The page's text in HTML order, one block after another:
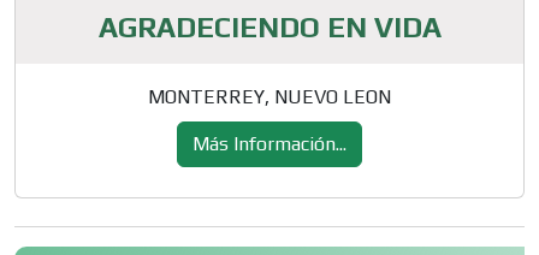
AGRADECIENDO EN VIDA
MONTERREY, NUEVO LEON
Más Información...